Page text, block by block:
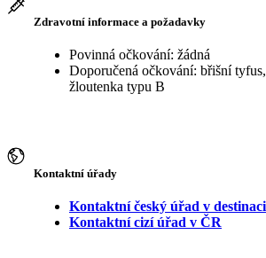
Zdravotní informace a požadavky
Povinná očkování: žádná
Doporučená očkování: břišní
žloutenka typu B
Kontaktní úřady
Kontaktní český úřad v destinaci
Kontaktní cizí úřad v ČR